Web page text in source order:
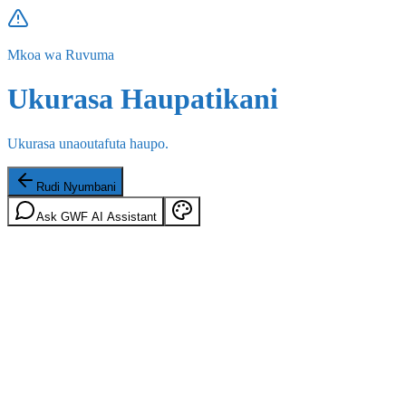
Mkoa wa Ruvuma
Ukurasa Haupatikani
Ukurasa unaoutafuta haupo.
Rudi Nyumbani
Ask GWF AI Assistant